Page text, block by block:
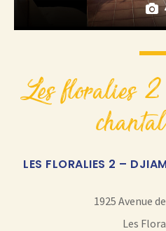
les floralies 2 – djiamdjian
LES FLORALIES 2 –
1925 Avenue
Les